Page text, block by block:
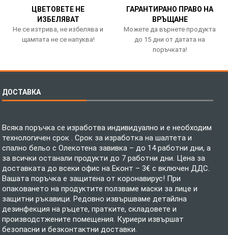
ЦВЕТОВЕТЕ НЕ
ИЗБЕЛЯВАТ
Не се изтрива, не избелява и
щампата не се напуква!
ГАРАНТИРАНО ПРАВО НА
ВРЪЩАНЕ
Можете да върнете продукта
до 15 дни от датата на
поръчката!
ДОСТАВКА
Всяка поръчка се изработва индивидуално и е необходим
технологичен срок . Срок за изработка на шалтета и
спално бельо с Олекотена завивка – до 14 работни дни, а
за всички останали продукти до 7 работни дни. Цена за
доставката до всеки офис на Еконт – 3€ с включен ДДС.
Вашата поръчка е защитена от коронавирус! При
опаковането на продуктите ползваме маски за лице и
защитни ръкавици. Редовно извършваме детайлна
дезинфекция на ръцете, пратките, складовете и
производстжените помещения. Куриери извършат
безопасни и безконтактни доставки.